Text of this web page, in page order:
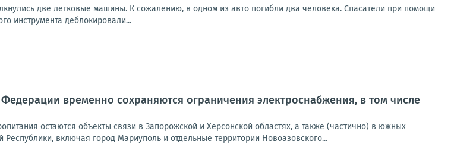
две легковые машины. К сожалению, в одном из авто погибли два человека. Спасатели при помощи
инструмента деблокировали...
временно сохраняются ограничения электроснабжения, в том числе
остаются объекты связи в Запорожской и Херсонской областях, а также (частично) в южных
включая город Мариуполь и отдельные территории Новоазовского...